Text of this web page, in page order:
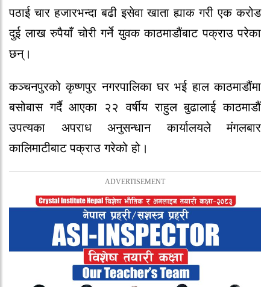
पठाई चार हजारभन्दा बढी इसेवा खाता ह्याक गरी एक करोड
दुई लाख रुपैयाँ चोरी गर्ने युवक काठमाडौंबाट पक्राउ परेका
छन्।
कञ्चनपुरको कृष्णपुर नगरपालिका घर भई हाल काठमाडौंमा
बसोबास गर्दै आएका २२ वर्षीय राहुल बुढालाई काठमाडौं
उपत्यका अपराध अनुसन्धान कार्यालयले मंगलबार
कालिमाटीबाट पक्राउ गरेको हो।